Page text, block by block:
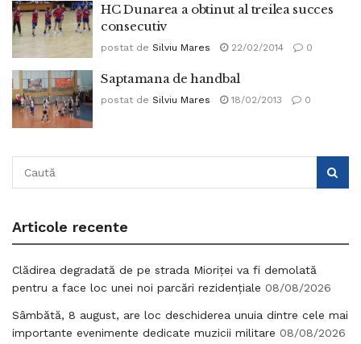
HC Dunarea a obtinut al treilea succes
consecutiv
postat de Silviu Mares 22/02/2014 0
Saptamana de handbal
postat de Silviu Mares 18/02/2013 0
Articole recente
Clădirea degradată de pe strada Mioriței va fi demolată
pentru a face loc unei noi parcări rezidențiale 08/08/2026
Sâmbătă, 8 august, are loc deschiderea unuia dintre cele mai
importante evenimente dedicate muzicii militare 08/08/2026